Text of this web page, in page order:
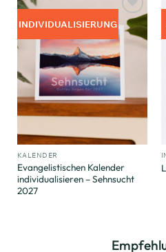
INDIVIDUALISIERUNGZum
Merkzettel
hinzufügen
KALENDER
Evangelistischen Kalender
individualisieren – Sehnsucht
2027